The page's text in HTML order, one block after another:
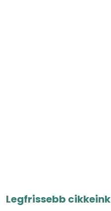
Legfrissebb cikkeink